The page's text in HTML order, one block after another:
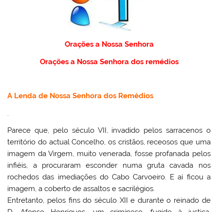
Orações a Nossa Senhora
Orações a Nossa Senhora dos remédios
A Lenda de Nossa Senhora dos Remédios
.
Parece que, pelo século VII, invadido pelos sarracenos o
território do actual Concelho, os cristãos, receosos que uma
imagem da Virgem, muito venerada, fosse profanada pelos
infiéis, a procuraram esconder numa gruta cavada nos
rochedos das imediações do Cabo Carvoeiro. E aí ficou a
imagem, a coberto de assaltos e sacrilégios.
Entretanto, pelos fins do século XII e durante o reinado de